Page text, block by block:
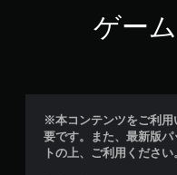
ゲー
※本コンテンツをご利用
要です。また、最新版
トの上、ご利用ください